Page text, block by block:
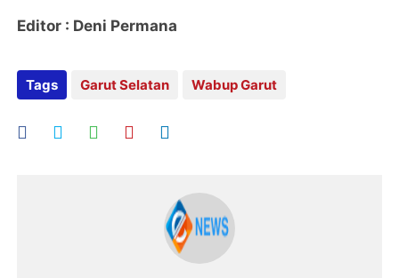
Editor : Deni Permana
Tags Garut Selatan Wabup Garut